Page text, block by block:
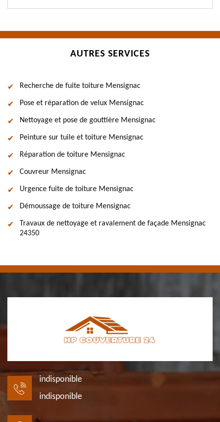
AUTRES SERVICES
Recherche de fuite toiture Mensignac
Pose et réparation de velux Mensignac
Nettoyage et pose de gouttière Mensignac
Peinture sur tuile et toiture Mensignac
Réparation de toiture Mensignac
Couvreur Mensignac
Urgence fuite de toiture Mensignac
Démoussage de toiture Mensignac
Travaux de nettoyage et ravalement de façade Mensignac
24350
indisponible
indisponible